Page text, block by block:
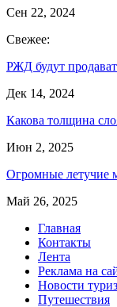
Сен 22, 2024
Свежее:
РЖД будут
Дек 14, 2024
Какова толщина
Июн 2, 2025
Огромные летучие
Май 26, 2025
Главная
Контакты
Лента
Реклама на
Новости
Путешествия